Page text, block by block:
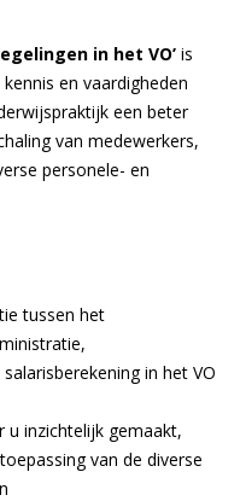
in het VO’ is
en vaardigheden
een beter
van medewerkers,
personele- en
tussen het
in het VO
inzichtelijk gemaakt,
van de diverse